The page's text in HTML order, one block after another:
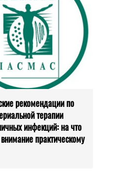
рекомендации по
терапии
инфекций: на что
практическому